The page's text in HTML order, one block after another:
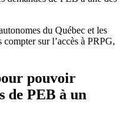
du Québec et les
sur l’accès à PRPG,
pouvoir
de PEB à un